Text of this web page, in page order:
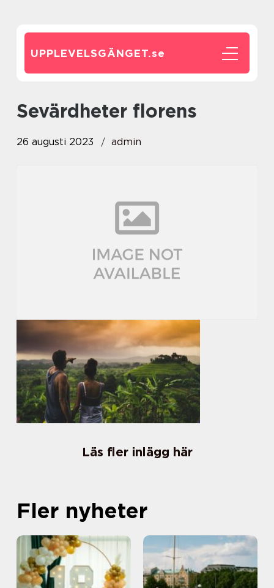
UPPLEVELSGÄNGET.se
sevärdheter florens
26 augusti 2023 admin
Läs fler inlägg här
Fler nyheter